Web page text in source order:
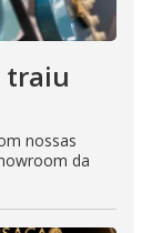
traiu
nossas
da